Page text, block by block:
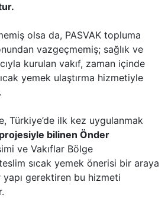
olsa da, PASVAK topluma
vazgeçmemiş; sağlık ve
kurulan vakıf, zaman içinde
yemek ulaştırma hizmetiyle
Türkiye’de ilk kez uygulanmak
bilinen Önder
ve Vakıflar Bölge
sıcak yemek önerisi bir araya
yapı gerektiren bu hizmeti